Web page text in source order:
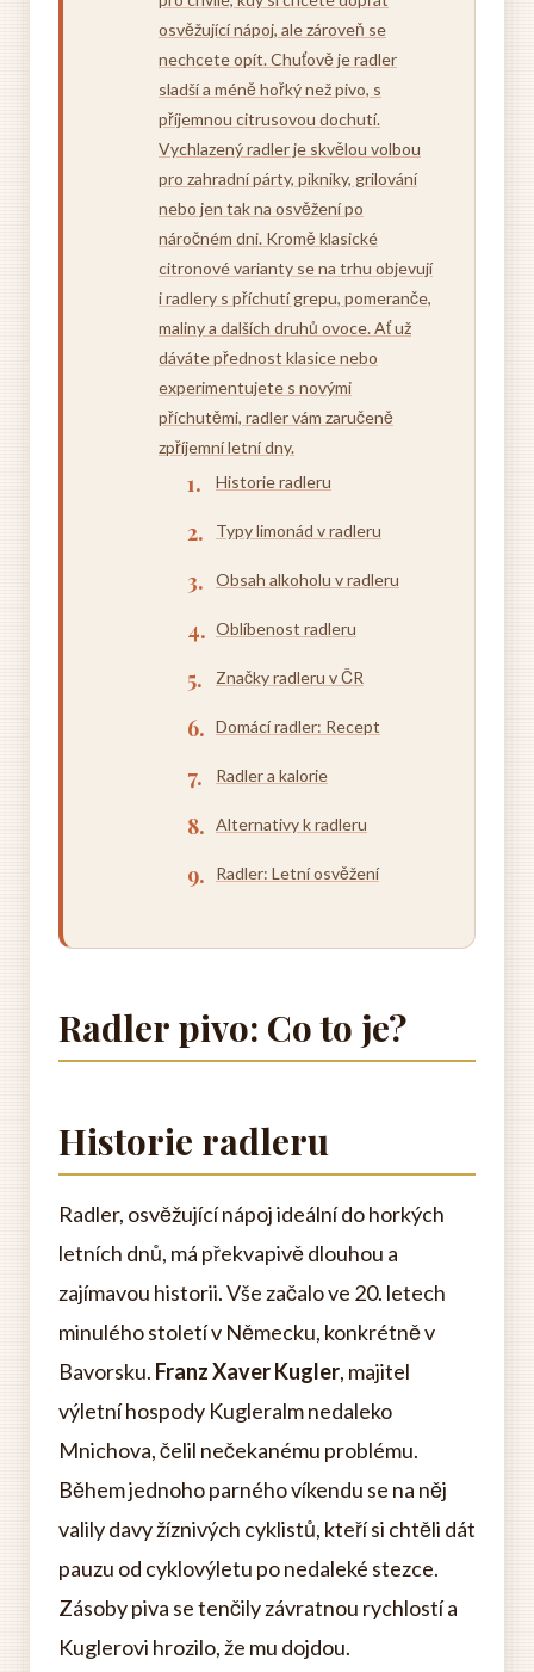
osvěžující nápoj, ale zároveň se
nechcete opít. Chuťově je radler
sladší a méně hořký než pivo, s
příjemnou citrusovou dochutí.
Vychlazený radler je skvělou volbou
pro zahradní párty, pikniky, grilování
nebo jen tak na osvěžení po
náročném dni. Kromě klasické
citronové varianty se na trhu objevují
i radlery s příchutí grepu, pomeranče,
maliny a dalších druhů ovoce. Ať už
dáváte přednost klasice nebo
experimentujete s novými
příchutěmi, radler vám zaručeně
zpříjemní letní dny.
Historie radleru
Typy limonád v radleru
Obsah alkoholu v radleru
Oblíbenost radleru
Značky radleru v ČR
Domácí radler: Recept
Radler a kalorie
Alternativy k radleru
Radler: Letní osvěžení
Radler pivo: Co to je?
Historie radleru
Radler, osvěžující nápoj ideální do horkých
letních dnů, má překvapivě dlouhou a
zajímavou historii. Vše začalo ve 20. letech
minulého století v Německu, konkrétně v
Bavorsku. Franz Xaver Kugler, majitel
výletní hospody Kugleralm nedaleko
Mnichova, čelil nečekanému problému.
Během jednoho parného víkendu se na něj
valily davy žíznivých cyklistů, kteří si chtěli dát
pauzu od cyklovýletu po nedaleké stezce.
Zásoby piva se tenčily závratnou rychlostí a
Kuglerovi hrozilo, že mu dojdou.